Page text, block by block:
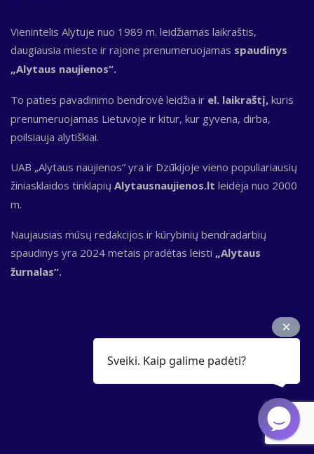
Vienintelis Alytuje nuo 1989 m. leidžiamas laikraštis,
daugiausia mieste ir rajone prenumeruojamas spaudinys
„Alytaus naujienos“.
To paties pavadinimo bendrovė leidžia ir el. laikraštį, kuris
prenumeruojamas Lietuvoje ir kitur, kur gyvena, dirba,
poilsiauja alytiškiai.
UAB „Alytaus naujienos“ yra ir Dzūkijoje vieno populiariausių
žiniasklaidos tinklapių Alytausnaujienos.lt leidėja nuo 2000
m.
Naujausias mūsų redakcijos ir kūrybinių bendradarbių
spaudinys yra 2024 metais pradėtas leisti „Alytaus
žurnalas“.
Sveiki. Kaip galime padėti?